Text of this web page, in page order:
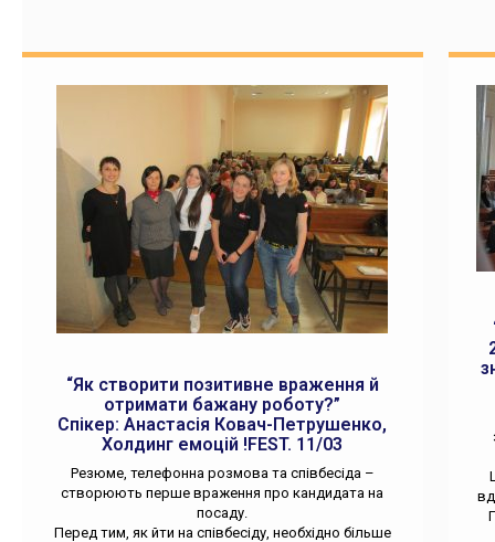
“Як створити позитивне враження й
отримати бажану роботу?”
Спікер: Анастасія Ковач-Петрушенко,
Холдинг емоцій !FEST. 11/03
Резюме, телефонна розмова та співбесіда –
створюють перше враження про кандидата на
посаду.
Перед тим, як йти на співбесіду, необхідно більше